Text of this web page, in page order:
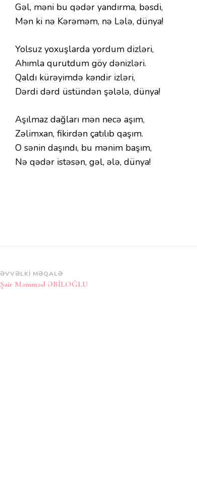
Gəl, məni bu qədər yandırma, bəsdi,
Mən ki nə Kərəməm, nə Lələ, dünya!
Yolsuz yoxuşlarda yordum dizləri,
Ahımla qurutdum göy dənizləri.
Qaldı kürəyimdə kəndir izləri,
Dərdi dərd üstündən şələlə, dünya!
Aşılmaz dağları mən necə aşım,
Zəlimxan, fikirdən çatılıb qaşım.
O sənin daşındı, bu mənim başım,
Nə qədər istəsən, gəl, ələ, dünya!
Post
Naviqasiya
ƏVVƏLKI MƏQALƏ
Şair Məmməd ƏBİLOĞLU